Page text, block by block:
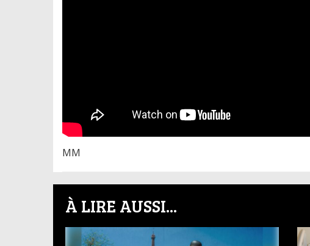
MM
À LIRE AUSSI...